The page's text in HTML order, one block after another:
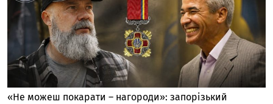
«Не можеш покарати – нагороди»: запорізький